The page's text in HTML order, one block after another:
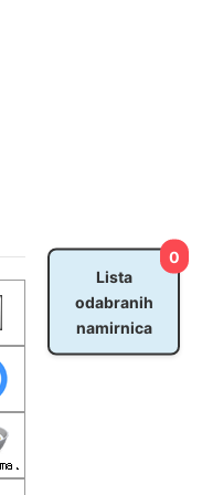
0
Lista
odabranih
namirnica